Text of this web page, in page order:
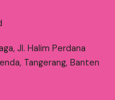
Jl. Halim Perdana
Tangerang, Banten